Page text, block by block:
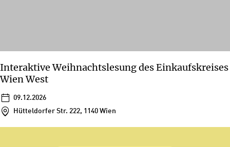
Interaktive Weihnachtslesung des Einkaufskreises
Wien West
09.12.2026
Hütteldorfer Str. 222, 1140 Wien